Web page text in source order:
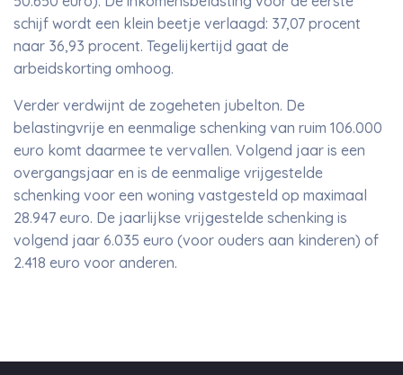
schijf wordt een klein beetje verlaagd: 37,07 procent
naar 36,93 procent. Tegelijkertijd gaat de
arbeidskorting omhoog.
Verder verdwijnt de zogeheten jubelton. De
belastingvrije en eenmalige schenking van ruim 106.000
euro komt daarmee te vervallen. Volgend jaar is een
overgangsjaar en is de eenmalige vrijgestelde
schenking voor een woning vastgesteld op maximaal
28.947 euro. De jaarlijkse vrijgestelde schenking is
volgend jaar 6.035 euro (voor ouders aan kinderen) of
2.418 euro voor anderen.